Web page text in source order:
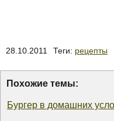
28.10.2011 Теги: рецепты
Похожие темы:
Бургер в домашних